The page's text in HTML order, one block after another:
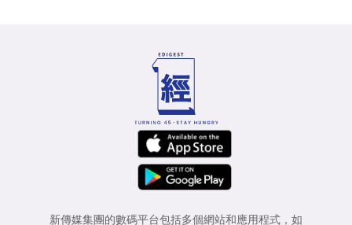
新傳媒集團的數碼平台包括多個網站和應用程式，如